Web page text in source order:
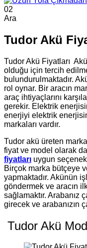
02
Ara
Tudor Akü
Tudor Akü Fiyatları
olduğu için tercih
bulundurulmaktadır.
rol oynar. Bir aracın
araç ihtiyaçlarını
gerekir. Elektrik
enerjiyi elektrik
markaları vardır.
Tudor akü üreten
fiyat ve model olarak
fiyatları uygun
Birçok marka bütçeye
yapmaktadır. Akünün
göndermek ve aracın
sağlamaktır. Arabanız
girecek ve arabanızın
Tudor Akü